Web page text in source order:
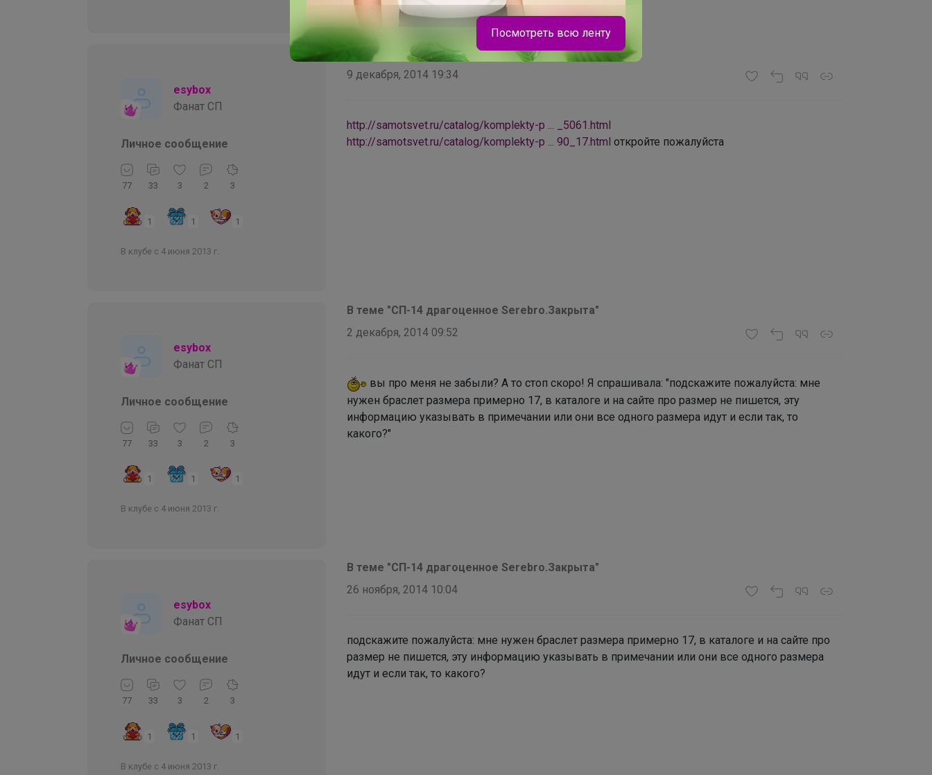
esybox
Фанат СП
Личное сообщение
77 33 3 2 3
1 1 1
В клубе с 4 июня 2013 г.
В теме "СП-21 Радуга самоцветов - Завершена"
9 декабря, 2014 19:34
http://samotsvet.ru/catalog/komplekty-p ... _5061.html
http://samotsvet.ru/catalog/komplekty-p ... 90_17.html откройте пожалуйста
esybox
Фанат СП
Личное сообщение
77 33 3 2 3
1 1 1
В клубе с 4 июня 2013 г.
В теме "СП-14 драгоценное Serebro.Закрыта"
2 декабря, 2014 09:52
вы про меня не забыли? А то стоп скоро! Я спрашивала: "подскажите пожалуйста: мне
нужен браслет размера примерно 17, в каталоге и на сайте про размер не пишется, эту
информацию указывать в примечании или они все одного размера идут и если так, то
какого?"
esybox
Фанат СП
Личное сообщение
77 33 3 2 3
1 1 1
В клубе с 4 июня 2013 г.
В теме "СП-14 драгоценное Serebro.Закрыта"
26 ноября, 2014 10:04
подскажите пожалуйста: мне нужен браслет размера примерно 17, в каталоге и на сайте про
размер не пишется, эту информацию указывать в примечании или они все одного размера
идут и если так, то какого?
Azzarti - школьная форма и одежда премиум
РомашкаХ
Посмотреть всю ленту